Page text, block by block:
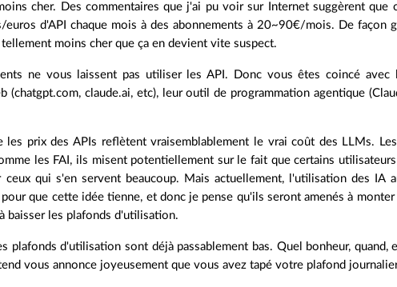
cher. Des commentaires que j'ai pu voir sur Internet suggèrent que
euros d'API chaque mois à des abonnements à 20~90€/mois. De façon
moins cher que ça en devient vite suspect.
ne vous laissent pas utiliser les API. Donc vous êtes coincé
(chatgpt.com, claude.ai, etc), leur outil de programmation agentique
les prix des APIs reflètent vraisemblablement le vrai coût des LLMs.
les FAI, ils misent potentiellement sur le fait que certains
ceux qui s'en servent beaucoup. Mais actuellement, l'utilisation des IA
que cette idée tienne, et donc je pense qu'ils seront amenés à
baisser les plafonds d'utilisation.
plafonds d'utilisation sont déjà passablement bas. Quel bonheur, quand,
vous annonce joyeusement que vous avez tapé votre plafond